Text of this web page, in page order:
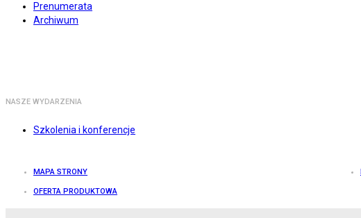
Prenumerata
Archiwum
NASZE WYDARZENIA
Szkolenia i konferencje
MAPA STRONY
OFERTA PRODUKTOWA